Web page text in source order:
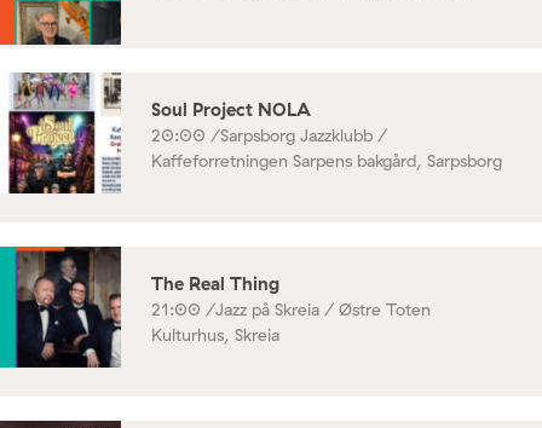
Soul Project NOLA
20:00 /Sarpsborg Jazzklubb /
Kaffeforretningen Sarpens bakgård, Sarpsborg
The Real Thing
21:00 /Jazz på Skreia / Østre Toten
Kulturhus, Skreia